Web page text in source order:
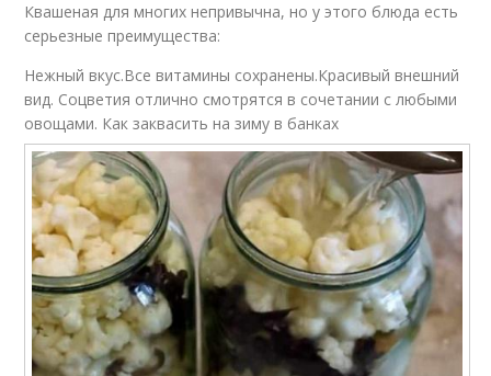
Квашеная для многих непривычна, но у этого блюда есть
серьезные преимущества:
Нежный вкус.Все витамины сохранены.Красивый внешний
вид. Соцветия отлично смотрятся в сочетании с любыми
овощами. Как заквасить на зиму в банках